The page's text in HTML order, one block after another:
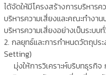
ได้จัดให้มีโครงสร้างการบริหาร
บริหารความเสี่ยงและคณะทำงา
บริหารความเสี่ยงอย่างเป็นระบบ
2. กลยุทธ์และการกำหนดวัตถุป
Setting)
มุ่งให้การวิเคราะห์บริบทธุรกิ